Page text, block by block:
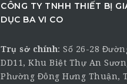
CÔNG TY TNHH THIẾT BỊ
DỤC BA VI CO
Trụ sở chính: Số 26-28
DD11, Khu Biệt Thự An
Phường Đông Hưng Thuận,